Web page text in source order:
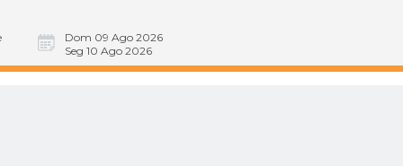
Dom 09 Ago 2026
Seg 10 Ago 2026